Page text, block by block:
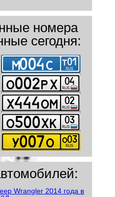
номера
сегодня: